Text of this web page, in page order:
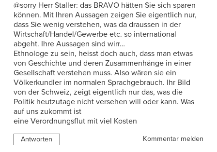
@sorry Herr Staller: das BRAVO hätten Sie sich sparen
können. Mit Ihren Aussagen zeigen Sie eigentlich nur,
dass Sie wenig verstehen, was da draussen in der
Wirtschaft/Handel/Gewerbe etc. so international
abgeht. Ihre Aussagen sind wirr…
Ethnologe zu sein, heisst doch auch, dass man etwas
von Geschichte und deren Zusammenhänge in einer
Gesellschaft verstehen muss. Also wären sie ein
Völkerkundler im normalen Sprachgebrauch. Ihr Bild
von der Schweiz, zeigt eigentlich nur das, was die
Politik heutzutage nicht versehen will oder kann. Was
auf uns zukommt ist
eine Verordnungsflut mit viel Kosten
Antworten Kommentar melden